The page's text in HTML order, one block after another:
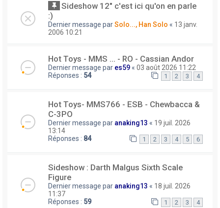
Sideshow 12" c'est ici qu'on en parle
:)
Dernier message parSolo..., Han Solo « 13 janv.
2006 10:21
Hot Toys - MMS ... - RO - Cassian Andor
Dernier message par es59 « 03 août 2026 11:22
Réponses : 54 1 2 3 4
Hot Toys- MMS766 - ESB - Chewbacca &
C-3PO
Dernier message par anaking13 « 19 juil. 2026
13:14
Réponses : 84 1 2 3 4 5 6
Sideshow : Darth Malgus Sixth Scale
Figure
Dernier message par anaking13 « 18 juil. 2026
11:37
Réponses : 59 1 2 3 4